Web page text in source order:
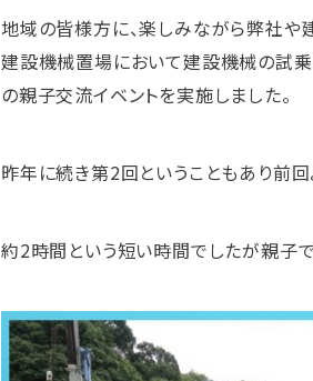
地域の皆様方に、楽しみながら弊社や
建設機械置場において建設機械の試
の親子交流イベントを実施しました。
昨年に続き第2回ということもあり前
約2時間という短い時間でしたが親子